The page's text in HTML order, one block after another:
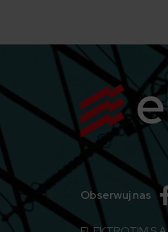
Obserwuj nas